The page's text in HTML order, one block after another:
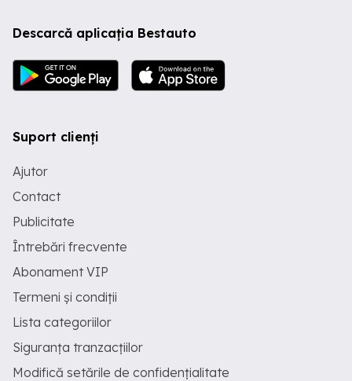
Descarcă aplicația Bestauto
Suport clienți
Ajutor
Contact
Publicitate
Întrebări frecvente
Abonament VIP
Termeni și condiții
Lista categoriilor
Siguranța tranzacțiilor
Modifică setările de confidențialitate